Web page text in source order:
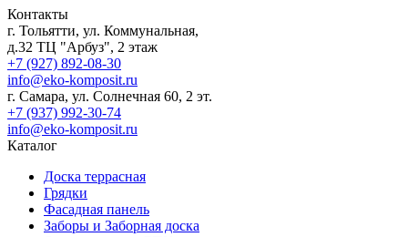
Контакты
г. Тольятти, ул. Коммунальная,
д.32 ТЦ "Арбуз", 2 этаж
+7 (927) 892-08-30
info@eko-komposit.ru
г. Самара, ул. Солнечная 60, 2 эт.
+7 (937) 992-30-74
info@eko-komposit.ru
Каталог
Доска террасная
Грядки
Фасадная панель
Заборы и Заборная доска